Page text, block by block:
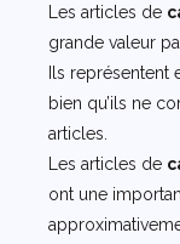
Les articles de
grande valeur
Ils représentent
bien qu’ils ne
articles.
Les articles de
ont une